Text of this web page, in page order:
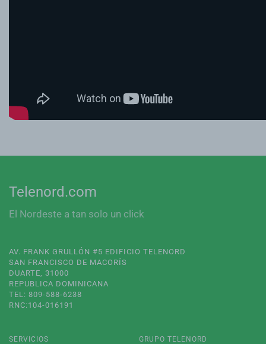
Telenord.com
El Nordeste a tan solo un click
AV. FRANK GRULLÓN #5 EDIFICIO TELENORD
SAN FRANCISCO DE MACORÍS
DUARTE, 31000
REPUBLICA DOMINICANA
TEL: 809-588-6238
RNC:104-016191
SERVICIOS GRUPO TELENORD